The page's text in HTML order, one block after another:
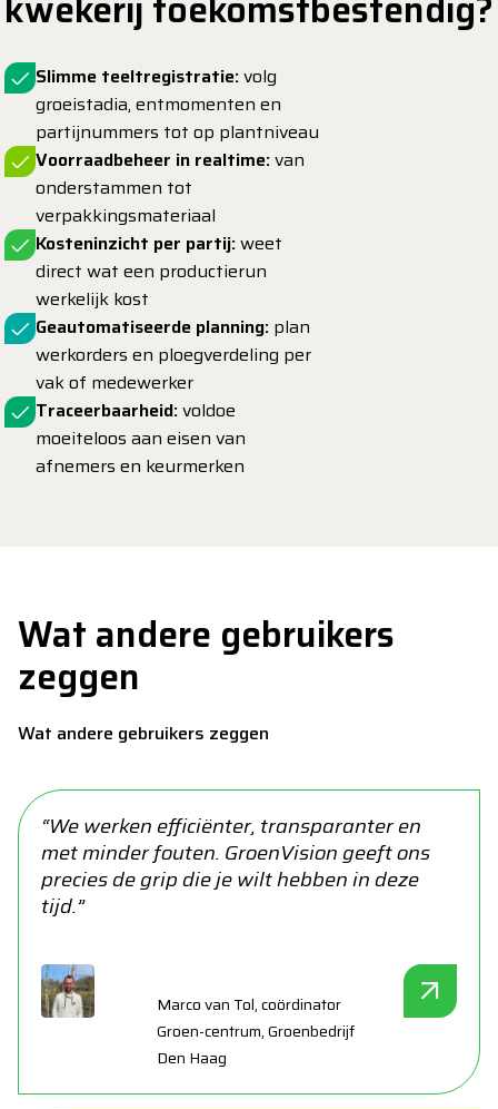
Slimme teeltregistratie:volg
groeistadia, entmomenten en
partijnummers tot op plantniveau
Voorraadbeheer in realtime:van
onderstammen tot
verpakkingsmateriaal
Kosteninzicht per partij:weet
direct wat een productierun
werkelijk kost
Geautomatiseerde planning: plan
werkorders en ploegverdeling per
vak of medewerker
Traceerbaarheid:voldoe
moeiteloos aan eisen van
afnemers en keurmerken
Wat andere gebruikers
zeggen
Wat andere gebruikers zeggen
“We werken efficiënter, transparanter en
met minder fouten. GroenVision geeft ons
precies de grip die je wilt hebben in deze
tijd.”
Marco van Tol, coördinator
Groen-centrum, Groenbedrijf
Den Haag